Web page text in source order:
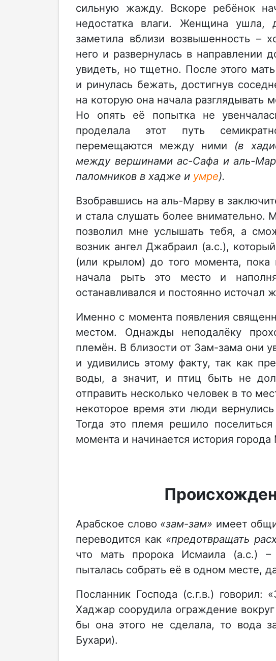
сильную жажду. Вскоре ребёнок
недостатка влаги. Женщина
заметила вблизи возвышенность –
него и развернулась в направлении
увидеть, но тщетно. После этого
и ринулась бежать, достигнув
на которую она начала разглядывать
Но опять её попытка не
проделала этот путь
перемещаются между ними (в
между вершинами ас-Сафа и аль-
паломников в хадже и умре).
Взобравшись на аль-Марву в
и стала слушать более внимательно.
позволил мне услышать тебя, а
возник ангел Джабраил (а.с.),
(или крылом) до того момента,
начала рыть это место и
останавливался и постоянно источал
Именно с момента появления
местом. Однажды неподалёку
племён. В близости от Зам-зама они
и удивились этому факту, так как
воды, а значит, и птиц быть не
отправить несколько человек в то
некоторое время эти люди
Тогда это племя решило
момента и начинается история города
Арабское слово «зам-зам» имеет
переводится как «предотвращать
что мать пророка Исмаила (а.с.)
пыталась собрать её в одном месте,
Посланник Господа (с.г.в.) говорил:
Хаджар соорудила ограждение
бы она этого не сделала, то вода
Бухари).